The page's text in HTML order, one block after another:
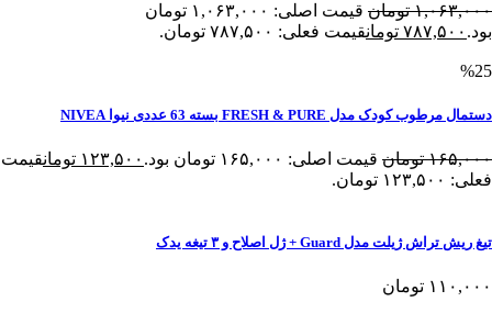
۱,۰۶۳,۰۰۰ تومان
قیمت اصلی: ۱,۰۶۳,۰۰۰ تومان
بود. ۷۸۷,۵۰۰ تومانقیمت فعلی: ۷۸۷,۵۰۰ تومان.
%25
دستمال مرطوب کودک مدل FRESH & PURE بسته 63 عددی نیوا NIVEA
۱۶۵,۰۰۰ تومان قیمت اصلی: ۱۶۵,۰۰۰ تومان بود. ۱۲۳,۵۰۰ تومانقیمت
فعلی: ۱۲۳,۵۰۰ تومان.
تیغ ریش تراش ژیلت مدل Guard + ژل اصلاح و ۳ تیغه یدک
۱۱۰,۰۰۰ تومان